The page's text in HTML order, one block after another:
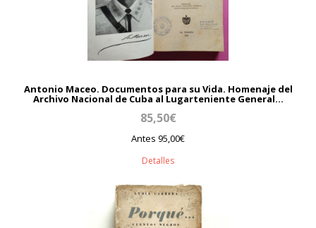
Antonio Maceo. Documentos para su Vida. Homenaje del
Archivo Nacional de Cuba al Lugarteniente General...
85,50€
Antes 95,00€
Detalles